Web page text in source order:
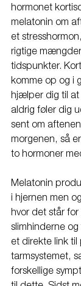
hormonet
melatonin om
et
rigtige
tidspunkter.
komme op og i
hjælper dig til at
aldrig føler dig
sent om
morgenen, så
to hormoner
Melatonin
i hjernen men
hvor det står
slimhinderne og
et direkte link til
tarmsystemet,
forskellige